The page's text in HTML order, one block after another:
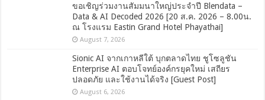
ขอเชิญร่วมงานสัมมนาใหญ่ประจำปี Blendata –
Data & AI Decoded 2026 [20 ส.ค. 2026 – 8.00น.
ณ โรงแรม Eastin Grand Hotel Phayathai]
August 7, 2026
Sionic AI จากเกาหลีใต้ บุกตลาดไทย ชูโซลูชัน
Enterprise AI ตอบโจทย์องค์กรยุคใหม่ เสถียร
ปลอดภัย และใช้งานได้จริง [Guest Post]
August 6, 2026